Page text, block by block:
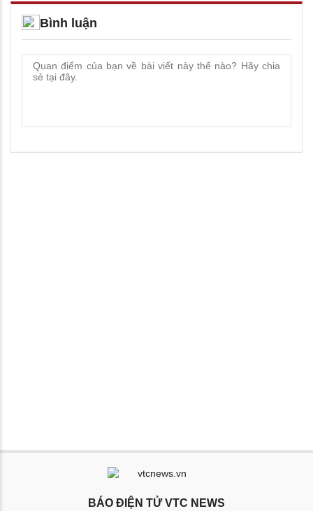
Bình luận
BÁO ĐIỆN TỬ VTC NEWS